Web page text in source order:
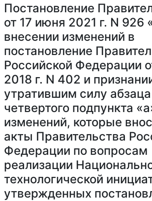
Постановление
от 17 июня 2021 г. N 926
внесении изменений в
постановление
Российской Федерации
2018 г. N 402 и
утратившим силу абзаца
четвертого подпункта
изменений, которые
акты Правительства
Федерации по вопросам
реализации
технологической
утвержденных